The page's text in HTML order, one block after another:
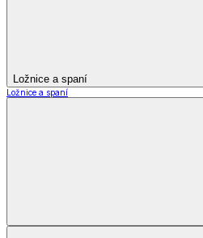
Ložnice a spaní
Ložnice a spaní